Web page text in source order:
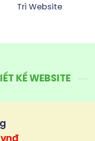
Trì Website
KẾ WEBSITE